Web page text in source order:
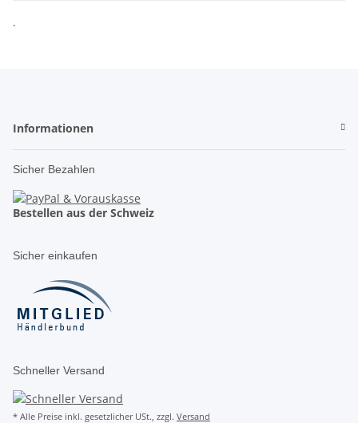
.
Informationen
Sicher Bezahlen
Bestellen aus der Schweiz
Sicher einkaufen
Schneller Versand
* Alle Preise inkl. gesetzlicher USt., zzgl. Versand